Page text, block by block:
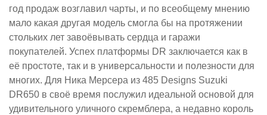
год продаж возглавил чарты, и по всеобщему мнению
мало какая другая модель смогла бы на протяжении
стольких лет завоёвывать сердца и гаражи
покупателей. Успех платформы DR заключается как в
её простоте, так и в универсальности и полезности для
многих. Для Ника Мерсера из 485 Designs Suzuki
DR650 в своё время послужил идеальной основой для
удивительного уличного скремблера, а недавно король